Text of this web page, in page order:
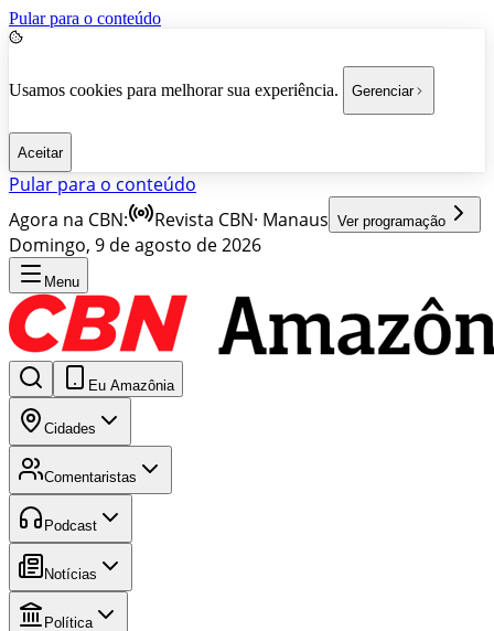
Pular para o conteúdo
Usamos cookies para melhorar sua experiência. Gerenciar
Aceitar
Pular para o conteúdo
Agora na CBN:
Revista CBN· Manaus Ver programação
Domingo, 9 de agosto de 2026
Menu
Eu Amazônia
Cidades
Comentaristas
Podcast
Notícias
Política